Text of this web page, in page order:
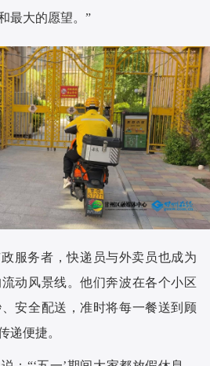
最大的愿望。”
服务者，快递员与外卖员也成为
动风景线。他们奔波在各个小区
安全配送，准时将每一餐送到顾
递便捷。